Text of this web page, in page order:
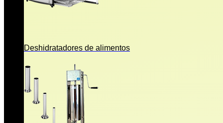
Deshidratadores de alimentos